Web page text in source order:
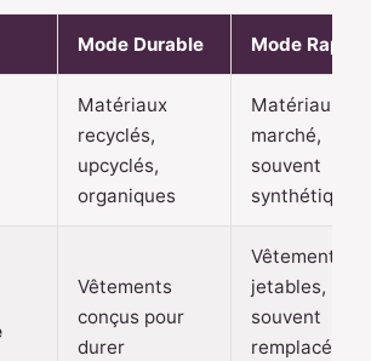
Mode Durable Mode Rapide
Matériaux
recyclés,
upcyclés,
organiques
Matériaux
marché,
souvent
synthétiques
Vêtements
conçus pour
durer
Vêtements
jetables,
souvent
remplacés